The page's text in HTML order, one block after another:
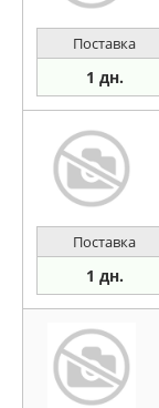
Поставка
1 дн.
Поставка
1 дн.